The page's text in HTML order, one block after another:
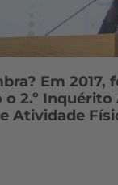
Em 2017,
o 2.º
Atividade